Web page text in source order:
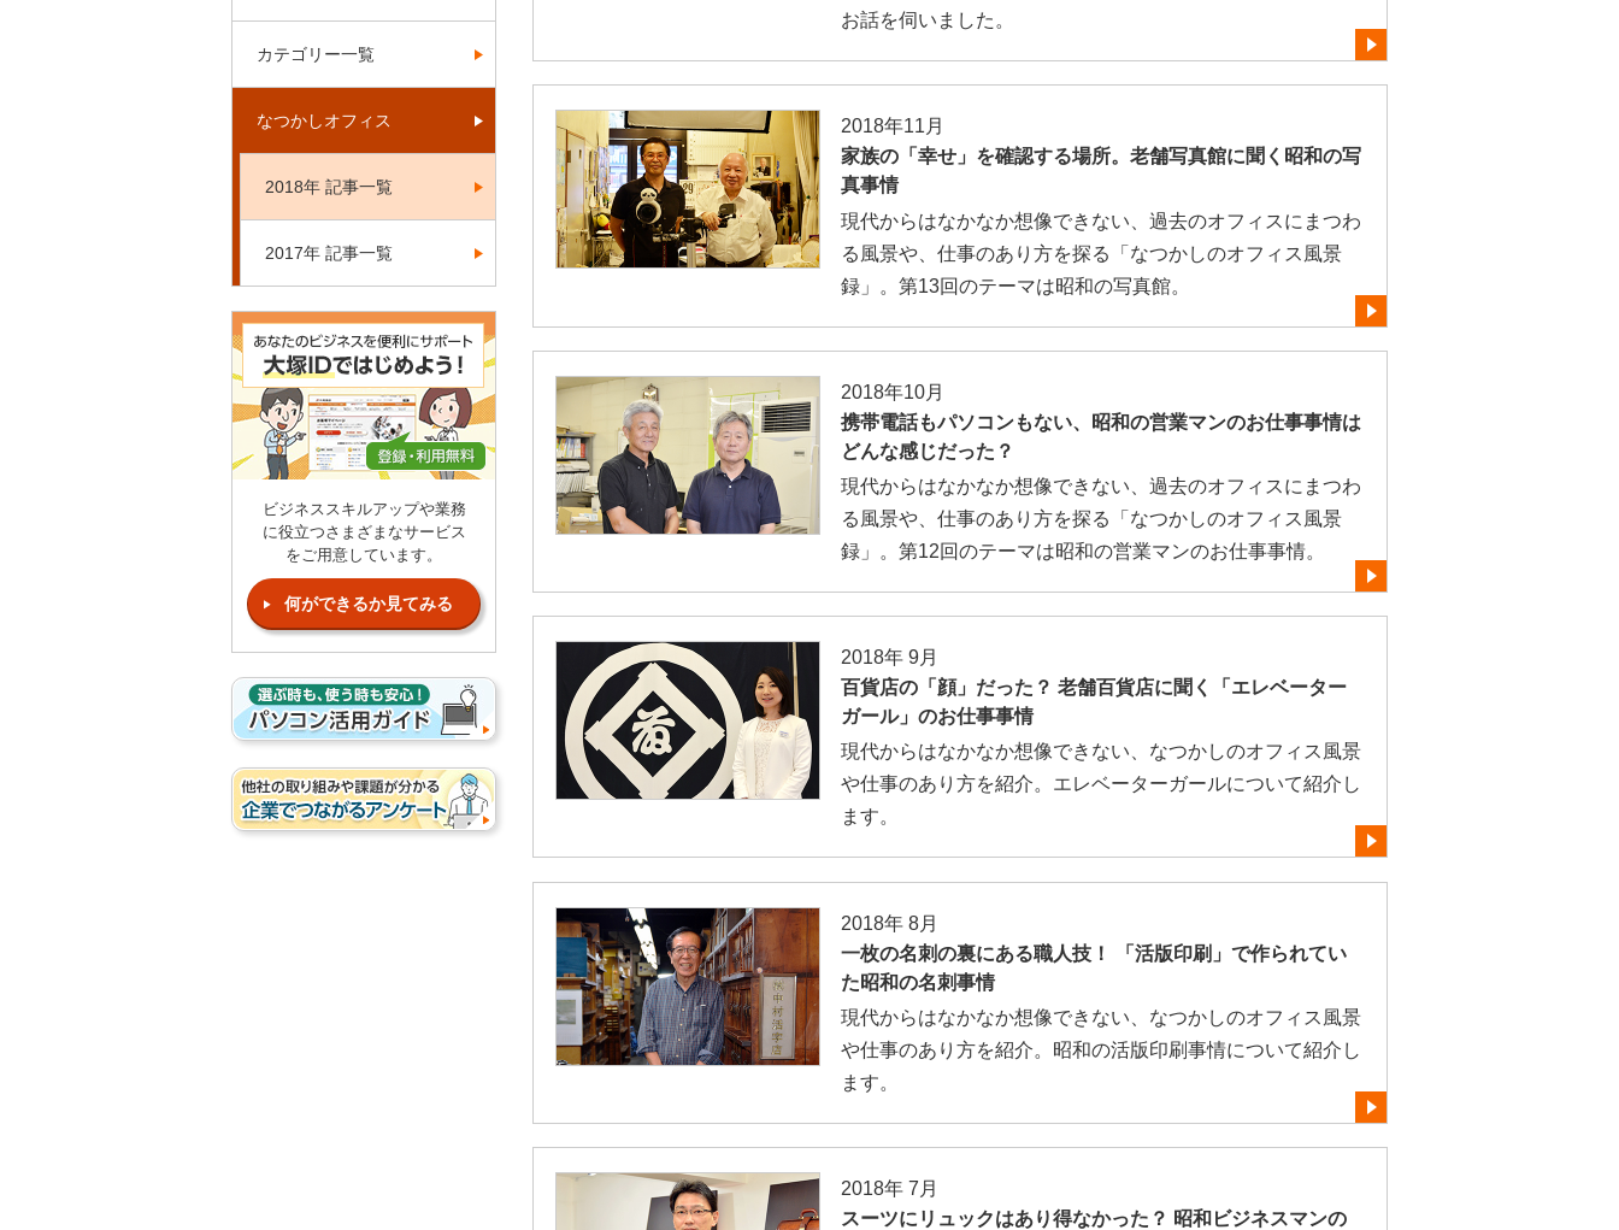
お話を伺いました。
2018年11月
家族の「幸せ」を確認する場所。老舗写真館に聞く昭和の写
真事情
現代からはなかなか想像できない、過去のオフィスにまつわ
る風景や、仕事のあり方を探る「なつかしのオフィス風景
録」。第13回のテーマは昭和の写真館。
2018年10月
携帯電話もパソコンもない、昭和の営業マンのお仕事事情は
どんな感じだった？
現代からはなかなか想像できない、過去のオフィスにまつわ
る風景や、仕事のあり方を探る「なつかしのオフィス風景
録」。第12回のテーマは昭和の営業マンのお仕事事情。
2018年 9月
百貨店の「顔」だった？ 老舗百貨店に聞く「エレベーター
ガール」のお仕事事情
現代からはなかなか想像できない、なつかしのオフィス風景
や仕事のあり方を紹介。エレベーターガールについて紹介し
ます。
2018年 8月
一枚の名刺の裏にある職人技！ 「活版印刷」で作られてい
た昭和の名刺事情
現代からはなかなか想像できない、なつかしのオフィス風景
や仕事のあり方を紹介。昭和の活版印刷事情について紹介し
ます。
2018年 7月
スーツにリュックはあり得なかった？ 昭和ビジネスマンの
カテゴリー一覧
なつかしオフィス
2018年 記事一覧
2017年 記事一覧
ビジネススキルアップや業務
に役立つさまざまなサービス
をご用意しています。
何ができるか見てみる